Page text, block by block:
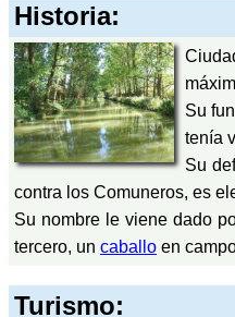
Historia:
Su
tenía
Su
contra los Comuneros, es
Su nombre le viene dado
tercero, un caballo en
Turismo: